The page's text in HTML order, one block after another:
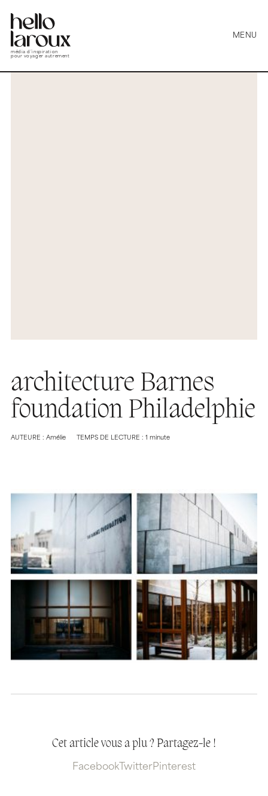
média d’inspiration
pour voyager autrement
MENU
architecture Barnes
foundation Philadelphie
AUTEURE : Amélie TEMPS DE LECTURE : 1 minute
Cet article vous a plu ? Partagez-le !
Facebook TwitterPinterest